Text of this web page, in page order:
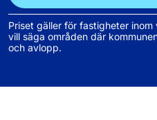
Priset gäller för fastigheter
vill säga områden där
och avlopp.